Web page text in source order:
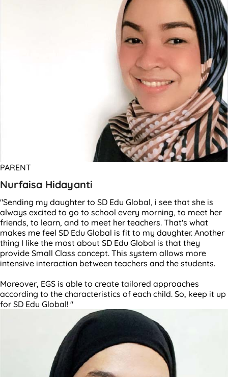
PARENT
Nurfaisa Hidayanti
"Sending my daughter to SD Edu Global, i see that she is
always excited to go to school every morning, to meet her
friends, to learn, and to meet her teachers. That's what
makes me feel SD Edu Global is fit to my daughter. Another
thing I like the most about SD Edu Global is that they
provide Small Class concept. This system allows more
intensive interaction between teachers and the students.
Moreover, EGS is able to create tailored approaches
according to the characteristics of each child. So, keep it up
for SD Edu Global! "